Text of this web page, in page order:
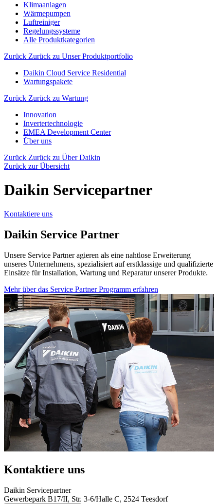
Klimaanlagen
Wärmepumpen
Luftreiniger
Regelungssysteme
Alle Produktkategorien
Zurück Zurück zu Unser Produktportfolio
Daikin Cloud Service Residential
Wartungspakete
Zurück Zurück zu Wartung
Innovation
Invertertechnologie
EMEA Development Center
Über uns
Zurück Zurück zu Über Daikin
Zurück zur Übersicht
Daikin Servicepartner
Kontaktiere uns
Daikin Service Partner
Unsere Service Partner agieren als eine nahtlose Erweiterung
unseres Unternehmens, spezialisiert auf erstklassige und qualifizierte
Einsätze für Installation, Wartung und Reparatur unserer Produkte.
Mehr über das Service Partner Programm erfahren
Kontaktiere uns
Daikin Servicepartner
Gewerbepark B17/II, Str. 3-6/Halle C, 2524 Teesdorf